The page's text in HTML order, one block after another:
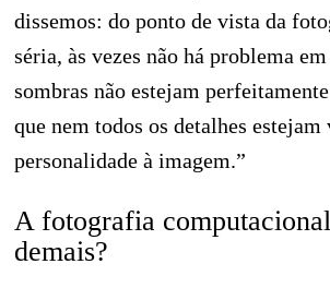
dissemos: do ponto de vista da
séria, às vezes não há problema
sombras não estejam
que nem todos os detalhes
personalidade à imagem.”
A fotografia
demais?